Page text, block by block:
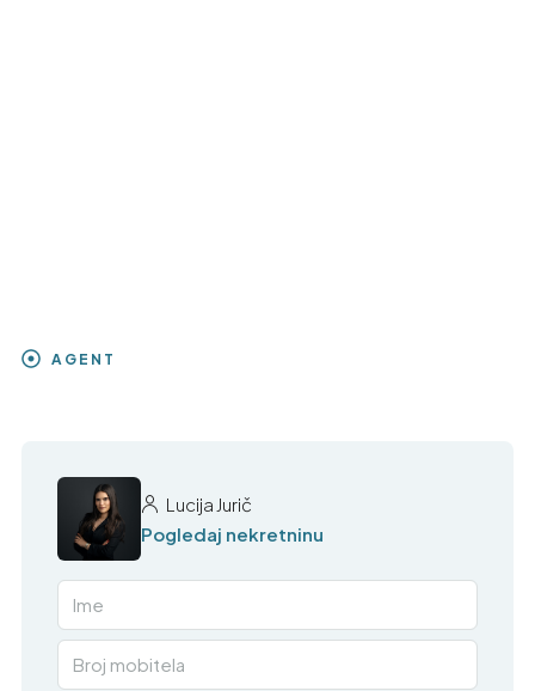
AGENT
Lucija Jurič
Pogledaj nekretninu